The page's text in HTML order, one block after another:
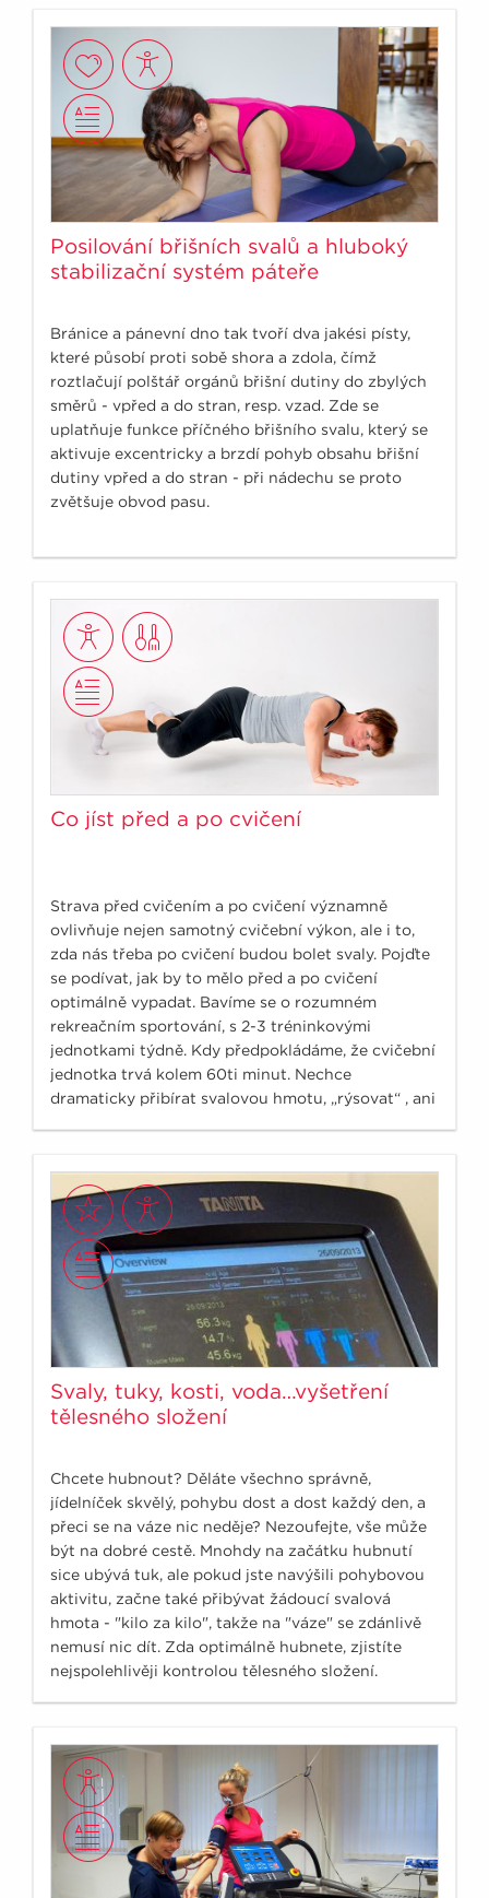
Posilování břišních svalů a hluboký
stabilizační systém páteře
Bránice a pánevní dno tak tvoří dva jakési písty,
které působí proti sobě shora a zdola, čímž
roztlačují polštář orgánů břišní dutiny do zbylých
směrů - vpřed a do stran, resp. vzad. Zde se
uplatňuje funkce příčného břišního svalu, který se
aktivuje excentricky a brzdí pohyb obsahu břišní
dutiny vpřed a do stran - při nádechu se proto
zvětšuje obvod pasu.
Co jíst před a po cvičení
Strava před cvičením a po cvičení významně
ovlivňuje nejen samotný cvičební výkon, ale i to,
zda nás třeba po cvičení budou bolet svaly. Pojďte
se podívat, jak by to mělo před a po cvičení
optimálně vypadat. Bavíme se o rozumném
rekreačním sportování, s 2-3 tréninkovými
jednotkami týdně. Kdy předpokládáme, že cvičební
jednotka trvá kolem 60ti minut. Nechce
dramaticky přibírat svalovou hmotu, „rýsovat“ , ani
Svaly, tuky, kosti, voda…vyšetření
tělesného složení
Chcete hubnout? Děláte všechno správně,
jídelníček skvělý, pohybu dost a dost každý den, a
přeci se na váze nic neděje? Nezoufejte, vše může
být na dobré cestě. Mnohdy na začátku hubnutí
sice ubývá tuk, ale pokud jste navýšili pohybovou
aktivitu, začne také přibývat žádoucí svalová
hmota - "kilo za kilo", takže na "váze" se zdánlivě
nemusí nic dít. Zda optimálně hubnete, zjistíte
nejspolehlivěji kontrolou tělesného složení.